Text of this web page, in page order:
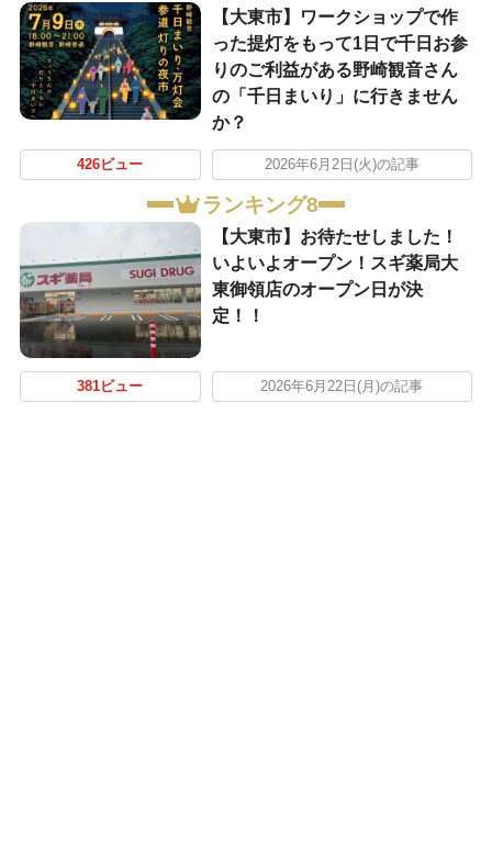
【大東市】ワークショップで作
った提灯をもって1日で千日お参
りのご利益がある野崎観音さん
の「千日まいり」に行きません
か？
426ビュー 2026年6月2日(火)の記事
ランキング8
【大東市】お待たせしました！
いよいよオープン！スギ薬局大
東御領店のオープン日が決
定！！
381ビュー 2026年6月22日(月)の記事